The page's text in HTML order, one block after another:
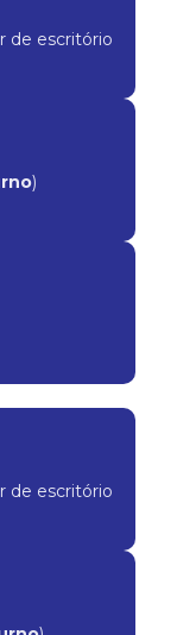
de escritório
)
de escritório